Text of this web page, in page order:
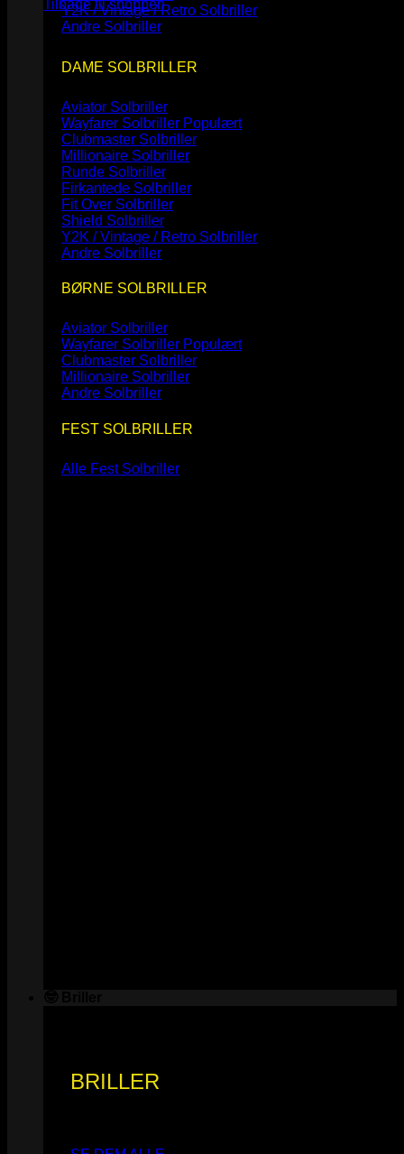
Tilbage til shoppen
Y2K / Vintage / Retro Solbriller
Andre Solbriller
DAME SOLBRILLER
Aviator Solbriller
Wayfarer Solbriller
Clubmaster Solbriller
Millionaire Solbriller
Runde Solbriller
Firkantede Solbriller
Fit Over Solbriller
Shield Solbriller
Y2K / Vintage / Retro Solbriller
Andre Solbriller
BØRNE SOLBRILLER
Aviator Solbriller
Wayfarer Solbriller
Clubmaster Solbriller
Millionaire Solbriller
Andre Solbriller
FEST SOLBRILLER
Alle Fest Solbriller
BRILLER